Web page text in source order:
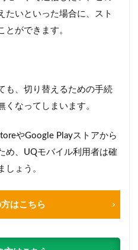
たいといった場合に、スト
とができます。
も、切り替えるための手続
くなってしまいます。
やGoogle Playストアから
め、UQモバイル利用者は確
しょう。
はこちら